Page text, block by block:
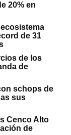
20% en
de 31
de los
de
schops de
sus
Cenco Alto
de